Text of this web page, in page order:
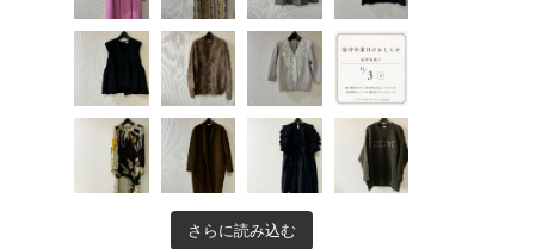
さらに読み込む